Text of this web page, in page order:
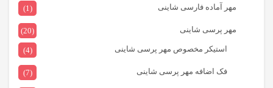
مهر آماده فارسی شاینی
(1)
مهر پرسی شاینی
(20)
استیکر مخصوص مهر پرسی شاینی
(4)
فک اضافه مهر پرسی شاینی (7)